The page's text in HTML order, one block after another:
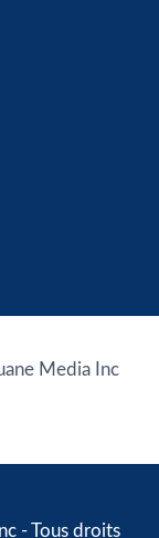
Media Inc
- Tous droits